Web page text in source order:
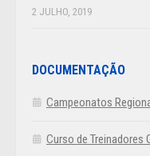
2 JULHO, 2019
DOCUMENTAÇÃO
Campeonatos
Curso de Treinadores